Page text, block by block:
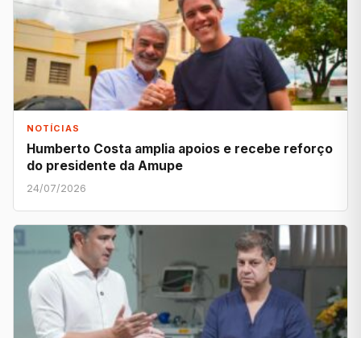
NOTÍCIAS
Humberto Costa amplia apoios e recebe reforço
do presidente da Amupe
24/07/2026